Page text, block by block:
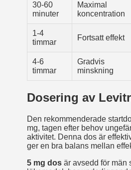
30-60
minuter
Maximal
koncentration
1-4
timmar
Fortsatt effekt
4-6
timmar
Gradvis
minskning
Dosering av
Den rekommenderade
mg, tagen efter behov
aktivitet. Denna dos är
ger en bra balans mellan
5 mg dosär avsedd för män